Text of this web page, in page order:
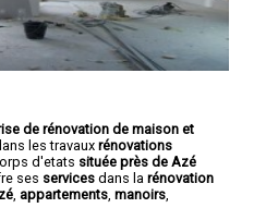
de rénovation de maison et
les travaux rénovations
d'etats située près de Azé
ses services dans la rénovation
appartements manoirs